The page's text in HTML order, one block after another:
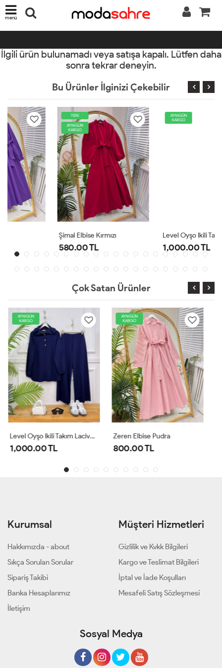
menü
İlgili ürün bulunamadı veya satışa kapalı. Lütfen daha
sonra tekrar deneyin.
Bu Ürünler İlginizi Çekebilir
YENİ
AYNIGÜN
KARGO
Şimal Elbise Kırmızı
AYNIGÜN
KARGO
Level Oyşo Ikili Takım Lacivert
1,000.00 TL
Çok Satan Ürünler
AYNIGÜN
KARGO
Zeren Elbise Pudra
800.00 TL
AYNIGÜN
KARGO
Zeren Elbise Mor
800.00 TL
Kurumsal
Hakkımızda - about
Sıkça Sorulan Sorular
Sipariş Takibi
Banka Hesaplarımız
İletişim
Müşteri Hizmetleri
Gizlilik ve Kvkk Bilgileri
Kargo ve Teslimat Bilgileri
İptal ve İade Koşulları
Mesafeli Satış Sözleşmesi
Sosyal Medya